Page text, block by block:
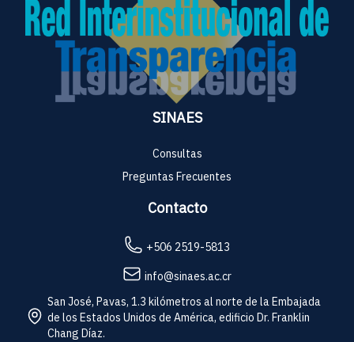
SINAES
Consultas
Preguntas Frecuentes
Contacto
+506 2519-5813
info@sinaes.ac.cr
San José, Pavas, 1.3 kilómetros al norte de la Embajada
de los Estados Unidos de América, edificio Dr. Franklin
Chang Díaz.